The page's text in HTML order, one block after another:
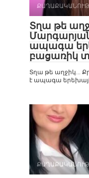
Տղա թե
ապագա
բացառիկ
Տղա թե աղջիկ…
է ապագա